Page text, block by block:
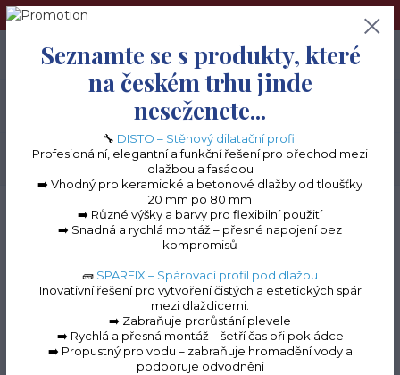
➢Terče pod dlažbu naleznete na e-shopu www.terceshop.cz!➢
Hledat
+420 605 740 744
0
0 Kč
Terasové profily na terče Terasové profily "C" k terčům
ukončovací profil "C" 90 mm
Terasový ukončovací
profil "C" 90 mm
Seznamte se s produkty, které
na českém trhu jinde
neseženete...
🔧 DISTO – Stěnový dilatační profil
Profesionální, elegantní a funkční řešení pro přechod mezi
dlažbou a fasádou
➡️ Vhodný pro keramické a betonové dlažby od tloušťky
20 mm po 80 mm
➡️ Různé výšky a barvy pro flexibilní použití
➡️ Snadná a rychlá montáž – přesné napojení bez
kompromisů
🧱 SPARFIX – Spárovací profil pod dlažbu
Inovativní řešení pro vytvoření čistých a estetických spár
mezi dlaždicemi.
➡️ Zabraňuje prorůstání plevele
➡️ Rychlá a přesná montáž – šetří čas při pokládce
➡️ Propustný pro vodu – zabraňuje hromadění vody a
podporuje odvodnění